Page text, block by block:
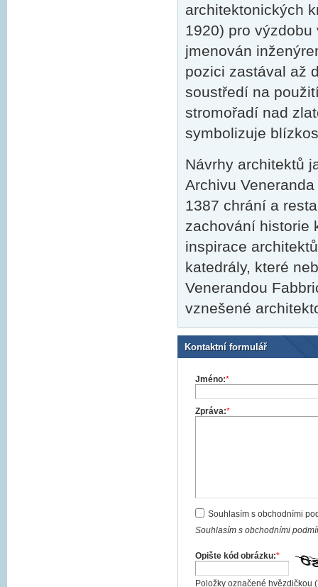
architektonických
1920) pro
jmenován
pozici zastával až
soustředí na
stromořadí nad
symbolizuje
Návrhy architektů
Archivu
1387 chrání a
zachování historie
inspirace
katedrály, které
Venerandou
vznešené
Kontaktní formulář
Jméno:*
Zpráva:*
Souhlasím s obchodními
Souhlasím s obchodními
Opište kód obrázku:*
Položky označené hvězdičkou (